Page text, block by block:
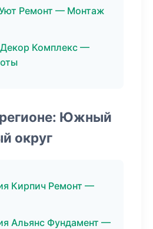
Ремонт — Монтаж
Комплекс —
Южный
округ
Кирпич Ремонт —
Альянс Фундамент —